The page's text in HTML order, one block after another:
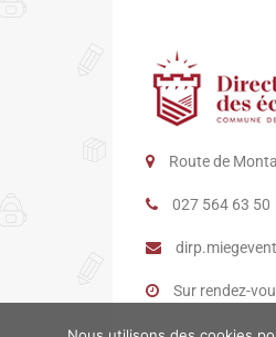
Route de
027 564 63 50
Sur rendez-